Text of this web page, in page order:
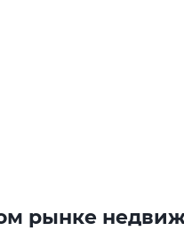
рынке